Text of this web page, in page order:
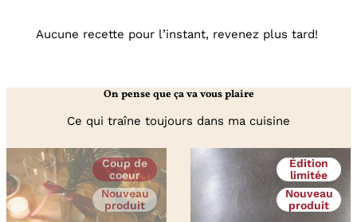
Aucune recette pour l’instant, revenez plus tard!
On pense que ça va vous plaire
Ce qui traîne toujours dans ma cuisine
Coup de
coeur
Nouveau
produit
Édition
limitée
Nouveau
produit